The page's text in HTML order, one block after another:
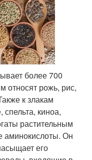
более 700
относят рожь, рис,
к злакам
киноа,
растительным
аминокислоты. Он
его